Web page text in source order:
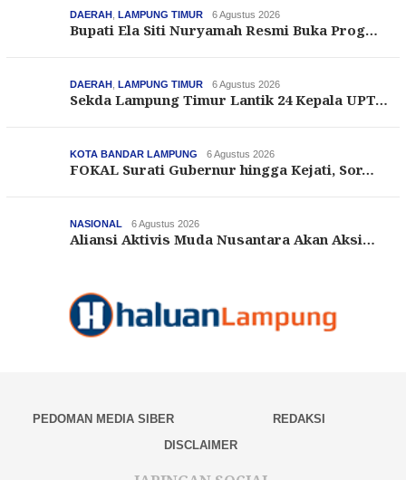
DAERAH LAMPUNG TIMUR 6 Agustus 2026
Bupati Ela Siti Nuryamah Resmi Buka Prog…
DAERAH LAMPUNG TIMUR 6 Agustus 2026
Sekda Lampung Timur Lantik 24 Kepala UPT…
KOTA BANDAR LAMPUNG 6 Agustus 2026
FOKAL Surati Gubernur hingga Kejati, Sor…
NASIONAL 6 Agustus 2026
Aliansi Aktivis Muda Nusantara Akan Aksi…
PEDOMAN MEDIA SIBER
REDAKSI
DISCLAIMER